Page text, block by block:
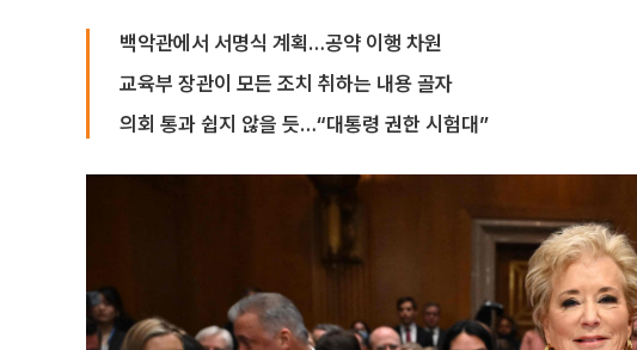
백악관에서 서명식 계획…공약 이행 차원
교육부 장관이 모든 조치 취하는 내용 골자
의회 통과 쉽지 않을 듯…“대통령 권한 시험대”